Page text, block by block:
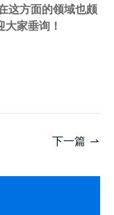
这方面的领域也颇
家垂询！
下一篇